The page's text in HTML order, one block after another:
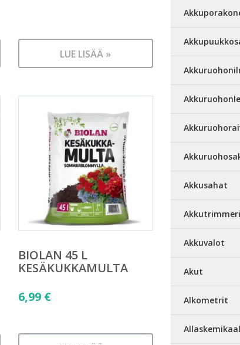
LUE LISÄÄ »
BIOLAN 45 L
KESÄKUKKAMULTA
6,99 €
Akkusahat
Akkuvalot
Akut
Alkometrit